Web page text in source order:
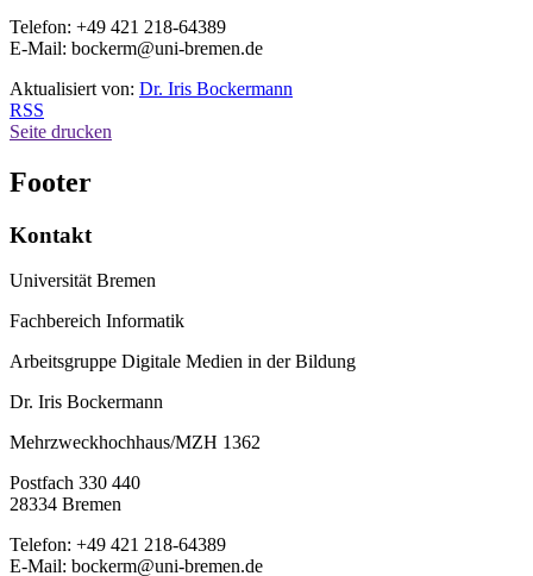
Telefon: +49 421 218-64389
E-Mail: bockerm@uni-bremen.de
Aktualisiert von: Dr. Iris Bockermann
RSS
Seite drucken
Footer
Kontakt
Universität Bremen
Fachbereich Informatik
Arbeitsgruppe Digitale Medien in der Bildung
Dr. Iris Bockermann
Mehrzweckhochhaus/MZH 1362
Postfach 330 440
28334 Bremen
Telefon: +49 421 218-64389
E-Mail: bockerm@uni-bremen.de